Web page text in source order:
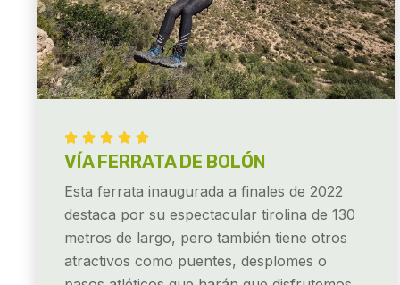
    
VÍA FERRATA DE BOLÓN
Esta ferrata inaugurada a finales de 2022
destaca por su espectacular tirolina de 130
metros de largo, pero también tiene otros
atractivos como puentes, desplomes o